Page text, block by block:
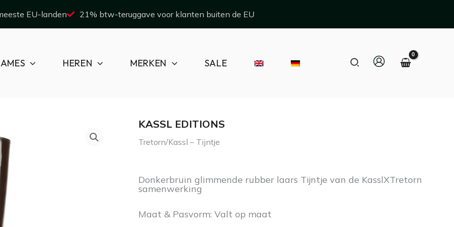
EU-landen 21% btw-teruggave voor klanten buiten de EU
HEREN MERKEN SALE Zoeken
KASSL EDITIONS
Tretorn/Kassl – Tijntje
Donkerbruin glimmende rubber laars Tijntje van de KasslXTretorn
samenwerking
Maat & Pasvorm: Valt op maat
Oorspronkelijke
prijs
€ 260,00.
Huidige
Tretorn/Kassl
-
aantal